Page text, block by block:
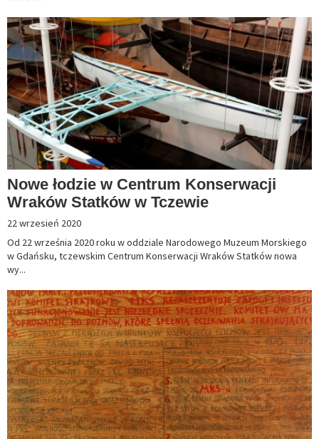
Nowe łodzie w Centrum Konserwacji
Wraków Statków w Tczewie
22 wrzesień 2020
Od 22 września 2020 roku w oddziale Narodowego Muzeum Morskiego
w Gdańsku, tczewskim Centrum Konserwacji Wraków Statków nowa
wy...